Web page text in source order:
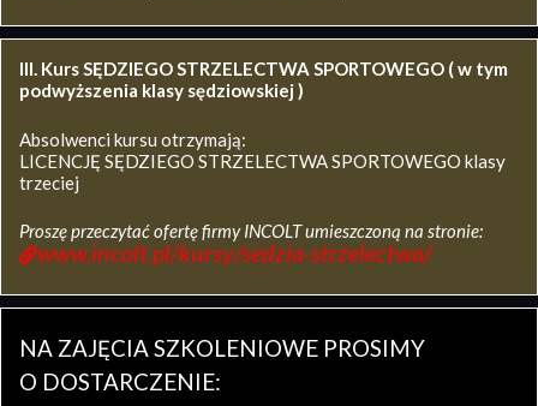
III. Kurs SĘDZIEGO STRZELECTWA SPORTOWEGO ( w tym
podwyższenia klasy sędziowskiej )
Absolwenci kursu otrzymają:
LICENCJĘ SĘDZIEGO STRZELECTWA SPORTOWEGO klasy
trzeciej
Proszę przeczytać ofertę firmy INCOLT umieszczoną na stronie:
www.incolt.pl/kursy/sedzia-strzelectwa/
NA ZAJĘCIA SZKOLENIOWE PROSIMY
O DOSTARCZENIE: